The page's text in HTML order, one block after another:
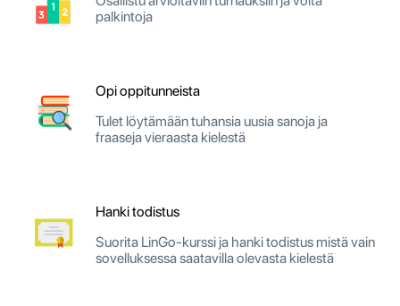
palkintoja
Opi oppitunneista
Tulet löytämään tuhansia uusia sanoja ja
fraaseja vieraasta kielestä
Hanki todistus
Suorita LinGo-kurssi ja hanki todistus mistä vain
sovelluksessa saatavilla olevasta kielestä